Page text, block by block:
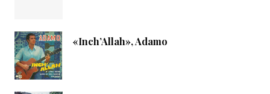
«Inch’Allah», Adamo